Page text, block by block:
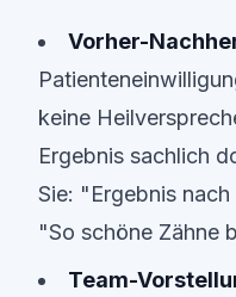
Vorher-
keine
Ergebnis sachlich
Sie: "Ergebnis
"So schöne Zähne
Team-